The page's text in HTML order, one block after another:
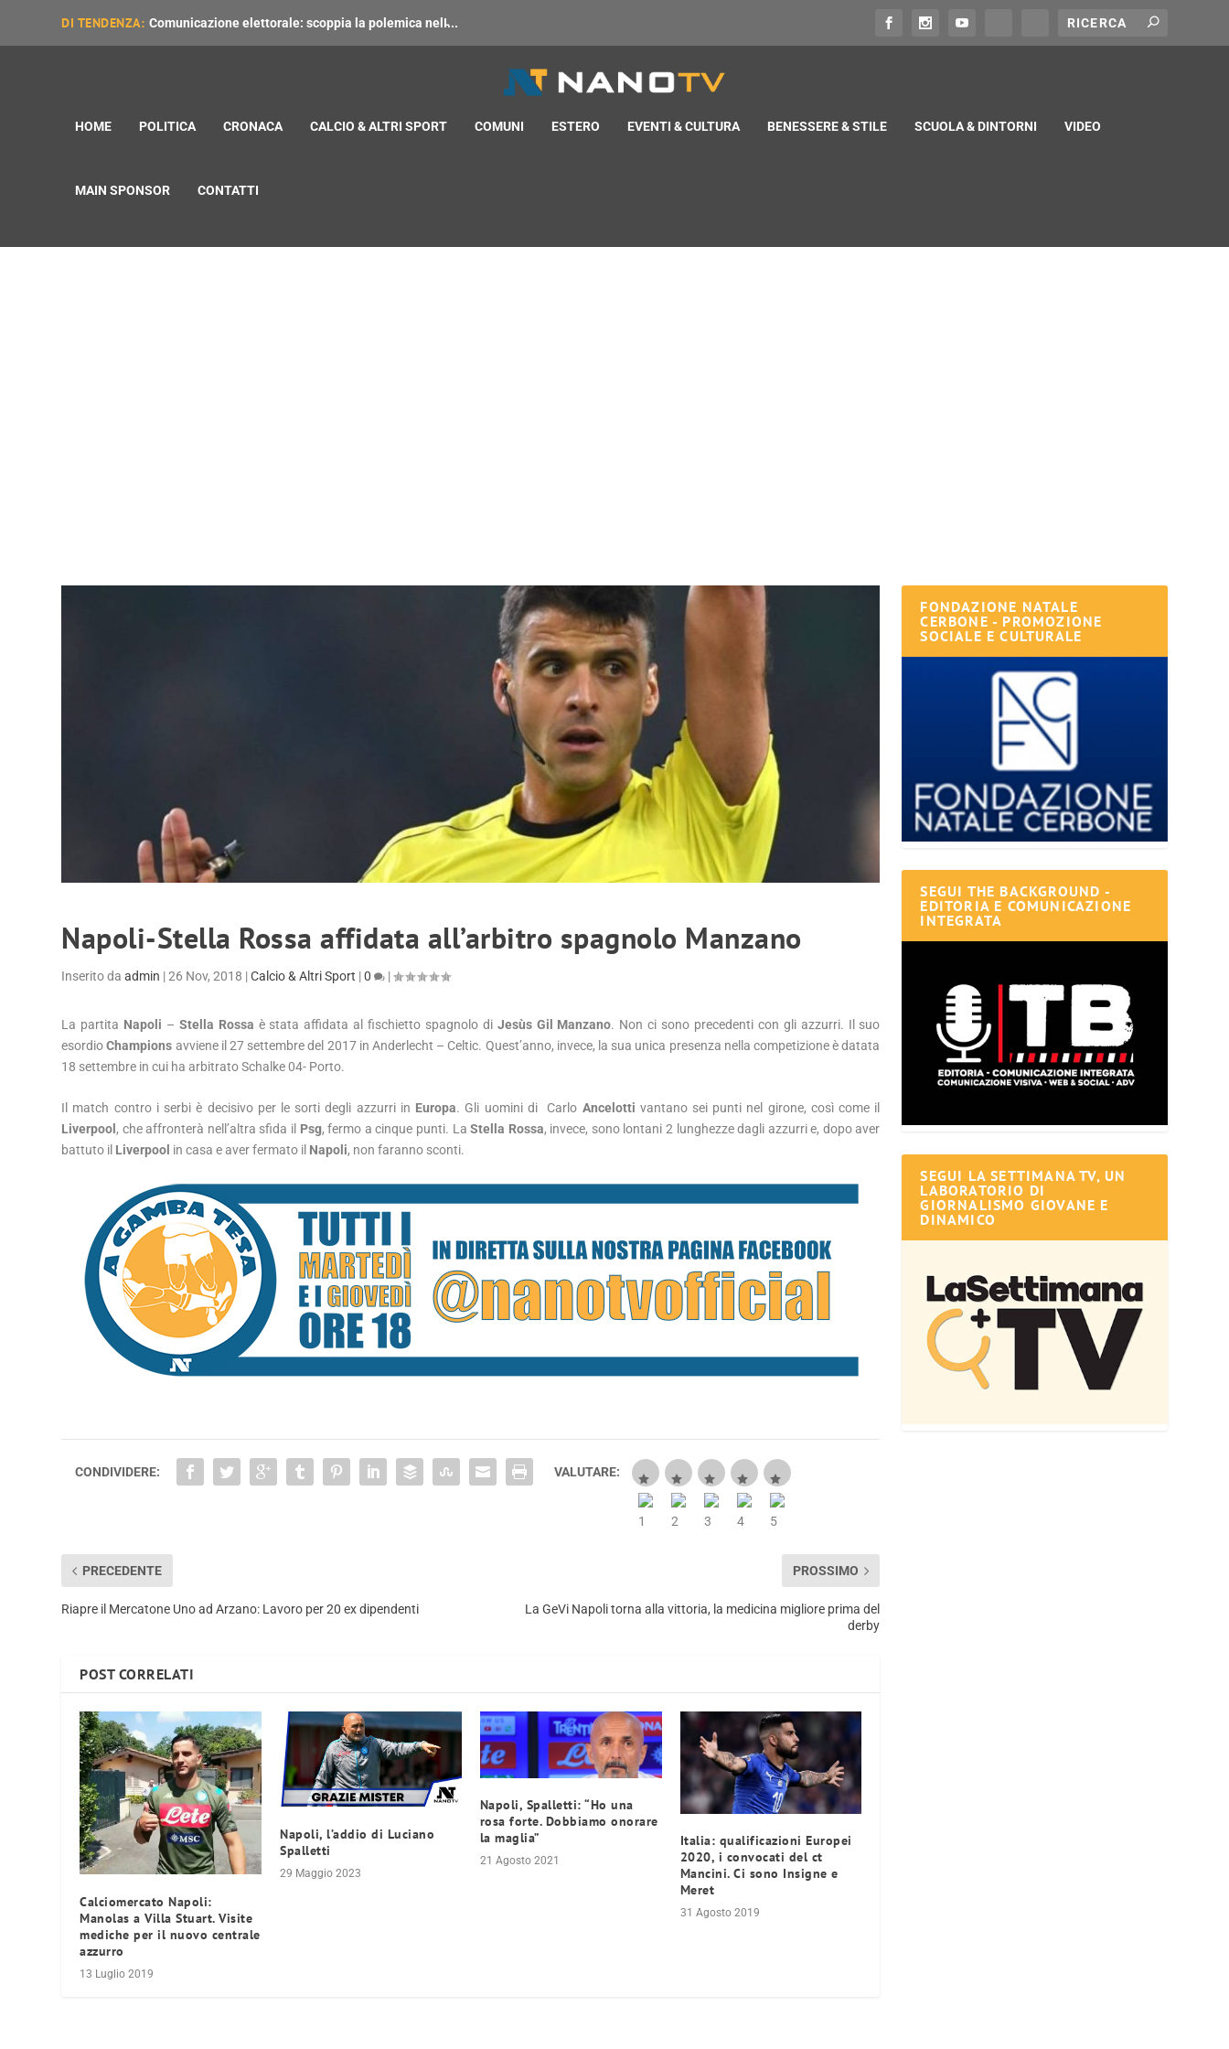
DI TENDENZA: Comunicazione elettorale: scoppia la polemica nell̵...
HOME POLITICA CRONACA CALCIO & ALTRI SPORT COMUNI ESTERO EVENTI & CULTURA BENESSERE & STILE SCUOLA & DINTORNI VIDEO
MAIN SPONSOR CONTATTI
Napoli-Stella Rossa affidata all’arbitro spagnolo Manzano
Inserito daadmin |26 Nov, 2018 |Calcio & Altri Sport |0 |
La partita Napoli – Stella Rossa è stata affidata al fischietto spagnolo di Jesùs Gil Manzano. Non ci sono precedenti con gli azzurri. Il suo
esordioChampions avviene il 27 settembre del 2017 in Anderlecht – Celtic. Quest’anno, invece, la sua unica presenza nella competizione è datata
18 settembre in cui ha arbitrato Schalke 04- Porto.
Il match contro i serbi è decisivo per le sorti degli azzurri in Europa. Gli uomini di Carlo Ancelotti vantano sei punti nel girone, così come il
Liverpool , che affronterà nell’altra sfida il Psg, fermo a cinque punti. LaStella Rossa, invece, sono lontani 2 lunghezze dagli azzurri e, dopo aver
battuto il Liverpool in casa e aver fermato il Napoli, non faranno sconti.
CONDIVIDERE: VALUTARE:
PRECEDENTE
Riapre il Mercatone Uno ad Arzano: Lavoro per 20 ex dipendenti
PROSSIMO
La GeVi Napoli torna alla vittoria, la medicina migliore prima del
derby
POST CORRELATI
Calciomercato Napoli:
Manolas a Villa Stuart. Visite
mediche per il nuovo centrale
azzurro
13 Luglio 2019
Napoli, l’addio di Luciano
Spalletti
29 Maggio 2023
Napoli, Spalletti: “Ho una
rosa forte. Dobbiamo onorare
la maglia”
21 Agosto 2021
Italia: qualificazioni Europei
2020, i convocati del ct
Mancini. Ci sono Insigne e
Meret
31 Agosto 2019
FONDAZIONE NATALE
CERBONE - PROMOZIONE
SOCIALE E CULTURALE
SEGUI THE BACKGROUND -
EDITORIA E COMUNICAZIONE
INTEGRATA
SEGUI LA SETTIMANA TV, UN
LABORATORIO DI
GIORNALISMO GIOVANE E
DINAMICO